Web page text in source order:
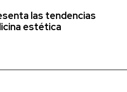
las tendencias
estética